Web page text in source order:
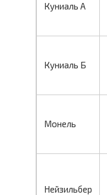
Куниаль А
Куниаль Б
Монель
Нейзильбер